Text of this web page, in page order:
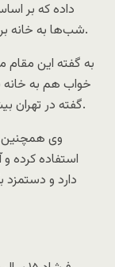
داده که بر
شب‌ها به خانه بر می‌گردند “کودکان در خیابان” نامیده می‌شوند.
به گفته این
خواب هم به خانه
گفته در تهران بیشتر با پدیده “کودکان در خیابان” روبرو هستیم.
وی همچنین
استفاده کرده
دارد و دستمزد